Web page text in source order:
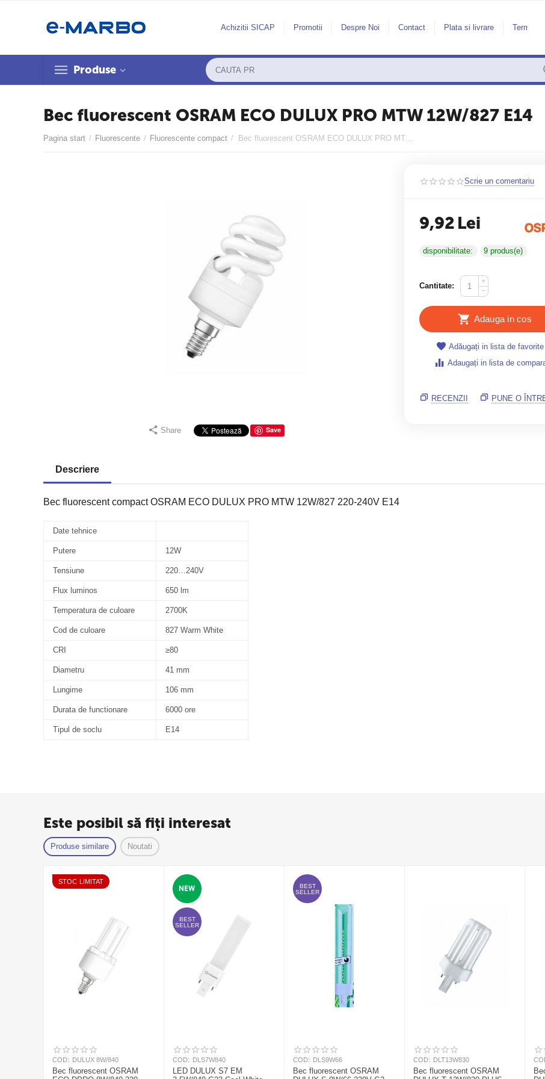
Achizitii SICAP Promotii Despre Noi Contact Plata si livrare Termeni
Produse
Bec fluorescent OSRAM ECO DULUX PRO MTW 12W/827 E14
Pagina start / Fluorescente / Fluorescente compact / Bec fluorescent OSRAM ECO DULUX PRO MTW 12W/827 E14
Share Save
Scrie un comentariu
9,92 Lei
disponibilitate: 9 produs(e)
Cantitate:
+
−
Adauga in cos
Adăugați in lista de favorite
Adaugați in lista de
RECENZII PUNE O
Descriere
Bec fluorescent compact OSRAM ECO DULUX PRO MTW 12W/827 220-240V E14
Date tehnice
Putere 12W
Tensiune 220…240V
Flux luminos 650 lm
Temperatura de culoare 2700K
Cod de culoare 827 Warm White
CRI ≥80
Diametru 41 mm
Lungime 106 mm
Durata de functionare 6000 ore
Tipul de soclu E14
Este posibil să fiți interesat
Produse similare Noutati
STOC LIMITAT
COD: DULUX 8W/840
Bec fluorescent OSRAM
BEST
SELLER
COD: DLS7W840
LED DULUX S7 EM
BEST
SELLER
COD: DLS9W66
Bec fluorescent OSRAM
COD: DLT13W830
Bec fluorescent OSRAM